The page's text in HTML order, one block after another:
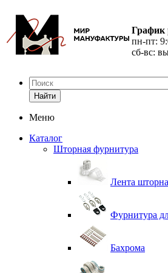
График
пн-пт:
сб-вс:
Найти
Меню
Каталог
Шторная фурнитура
Лента
Фурнитура
Бахрома